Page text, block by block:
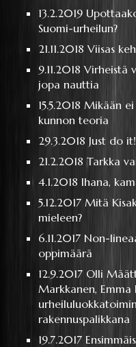
13.2.2019
Suomi-urheilun?
21.11.2018Viisas
9.11.2018Virheistä
jopa nauttia
15.5.2018 Mikään
kunnon teoria
29.3.2018 Just do it!
21.2.2018Tarkka
4.1.2018Ihana,
5.12.2017 Mitä
mieleen?
6.11.2017 Non-
oppimäärä
12.9.2017 Olli
Markkanen, Emma
rakennuspalikkana
19.7.2017